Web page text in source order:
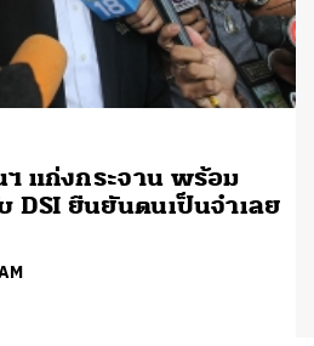
แก่งกระจาน พร้อม
DSI ยืนยันตนเป็นจำเลย